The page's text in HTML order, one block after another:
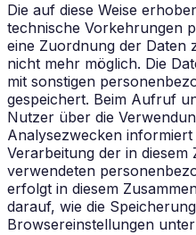
Die auf diese Weise
technische Vorkehrungen
eine Zuordnung der
nicht mehr möglich. Die
mit sonstigen
gespeichert. Beim Aufruf
Nutzer über die
Analysezwecken
Verarbeitung der in diesem
verwendeten
erfolgt in diesem
darauf, wie die
Browsereinstellungen